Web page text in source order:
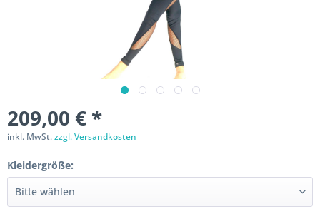
209,00 € *
inkl. MwSt.zzgl. Versandkosten
Kleidergröße: